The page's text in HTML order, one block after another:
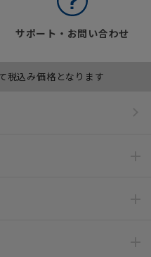
サポート・お問い合わせ
税込み価格となります